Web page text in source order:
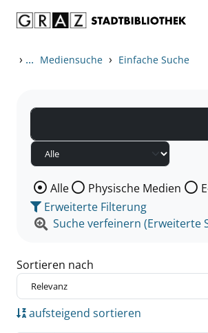
› ... Mediensuche › Einfache Suche
Wählen Sie die Medienart nach
Alle Physische Medien
Erweiterte Filterung
Suche verfeinern (Erweiterte
Sortieren nach
aufsteigend sortieren